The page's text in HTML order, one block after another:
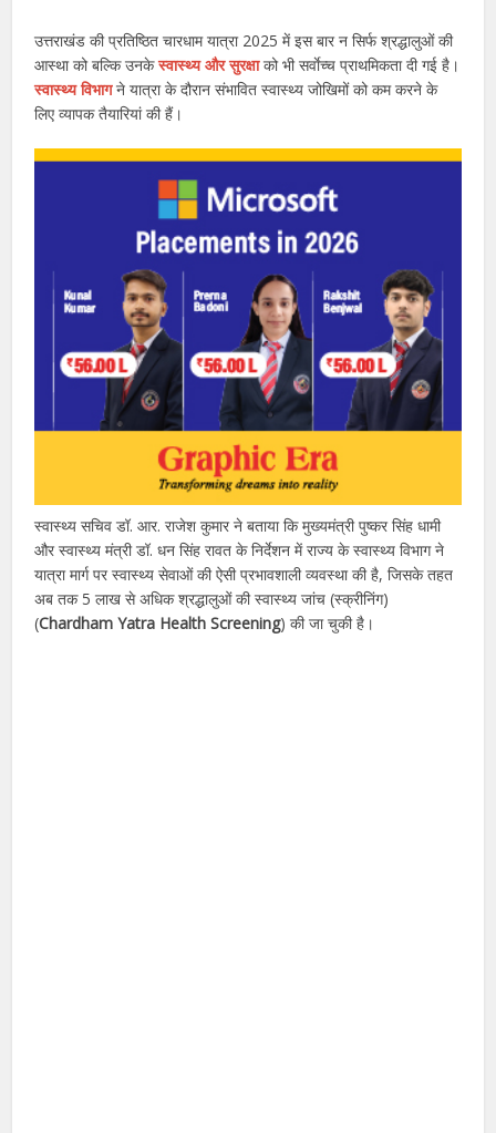
उत्तराखंड की प्रतिष्ठित चारधाम यात्रा 2025 में इस बार न सिर्फ श्रद्धालुओं की
आस्था को बल्कि उनकेस्वास्थ्य और सुरक्षाको भी सर्वाेच्च प्राथमिकता दी गई है।
स्वास्थ्यविभागने यात्रा के दौरान संभावित स्वास्थ्य जोखिमों को कम करने के
लिए व्यापक तैयारियां की हैं।
स्वास्थ्य सचिव डॉ. आर. राजेश कुमार ने बताया कि मुख्यमंत्री पुष्कर सिंह धामी
और स्वास्थ्य मंत्री डॉ. धन सिंह रावत के निर्देशन में राज्य के स्वास्थ्य विभाग ने
यात्रा मार्ग पर स्वास्थ्य सेवाओं की ऐसी प्रभावशाली व्यवस्था की है, जिसके तहत
अब तक 5 लाख से अधिक श्रद्धालुओं की स्वास्थ्य जांच (स्क्रीनिंग)
(Chardham Yatra Health Screening) की जा चुकी है।